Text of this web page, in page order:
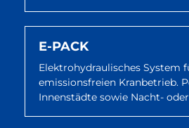
E-PACK
Elektrohydraulisches System
emissionsfreien Kranbetrieb.
Innenstädte sowie Nacht-